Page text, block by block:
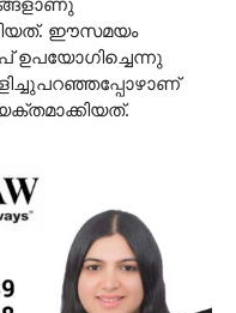
ഈസമയം
ഉപയോഗിച്ചെന്നു